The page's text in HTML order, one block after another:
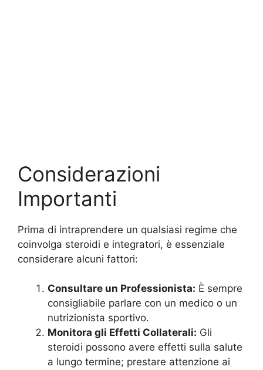
Considerazioni
Importanti
Prima di intraprendere un qualsiasi regime che
coinvolga steroidi e integratori, è essenziale
considerare alcuni fattori:
Consultare un Professionista: È sempre
consigliabile parlare con un medico o un
nutrizionista sportivo.
Monitora gli Effetti Collaterali: Gli
steroidi possono avere effetti sulla salute
a lungo termine; prestare attenzione ai